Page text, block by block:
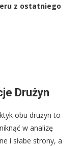
z ostatniego
Drużyn
obu drużyn to
w analizę
i słabe strony, a